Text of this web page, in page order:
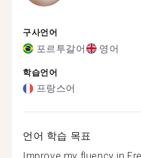
구사언어
포르투갈어 영어
학습언어
프랑스어
언어 학습 목표